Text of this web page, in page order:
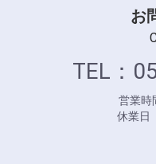
お
TEL：
営業
休業